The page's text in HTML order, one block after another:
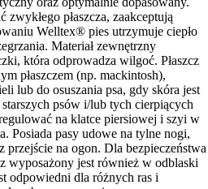
płaszcza, zaakceptują
Welltex® pies utrzymuje ciepło
Materiał zewnętrzny
która odprowadza wilgoć. Płaszcz
płaszczem (np. mackintosh),
lub do osuszania psa, gdy skóra jest
psów i/lub tych cierpiących
na klatce piersiowej i szyi w
Posiada pasy udowe na tylne nogi,
przejście na ogon. Dla bezpieczeństwa
wyposażony jest również w odblaski
odpowiedni dla różnych ras i